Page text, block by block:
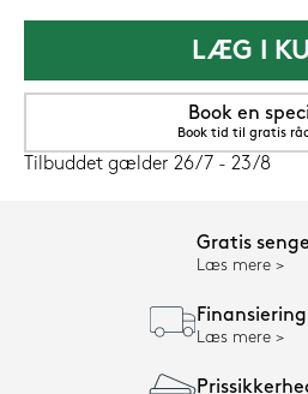
LÆG I
Book en
Book tid til gratis
Tilbuddet gælder 26/7 - 23/8
Gratis
Læs mere
Finansiering
Læs mere